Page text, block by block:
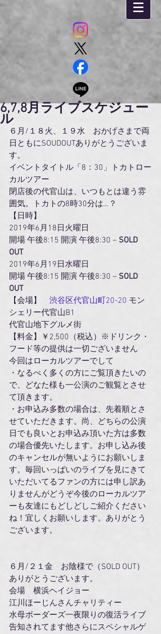
6,7,8月ライブスケジュー
ル
６月/１８火、１９水　おかげさまで両
日ともにSOUDOUTありがとうございま
す。
イベントタイトル「8：30」トカトロー
カルツアー
閉店後の代官山は、いつもとは違う雰
囲気。トカトの8時30分は…？
【日時】
2019年6月18日火曜日
開場 午後8:15 開演 午後8:30 – SOLD
OUT
2019年6月19日水曜日
開場 午後8:15 開演 午後8:30 – SOLD
OUT
【会場】 渋谷区代官山町20-20 モン
シェリー代官山B1
代官山地下グルメ街
【料金】￥2,500（税込）※ドリンク・
フード等の提供は一切ございません
今回はローカルツアーでして
・なるべく多くの方にご覧頂きたいの
で、どなた様も一公演のご観覧とさせ
て頂きます。
・お申込み多数の場合は、先着順とさ
せていただきます。尚、どちらの公演
日でも良いとお申込み頂いた方は多数
の場合優先いたします。お申し込み後
のキャンセルが無いようにお願いしま
す。毎回いっぱいのライブを見にきて
いただいてるファンの方には申し訳あ
りませんがどうぞ今後のローカルツア
ーも友達にもどしどしご紹介ください
ね！宜しくお願いします。ありがとう
ございます。
６月/２１金　お陰様で（SOLD OUT）
ありがとうございます。
会場　横浜ヘイジョー
江川ほーじんさんチャリティー
水母ボーダーズ一夜限りの復活ライブ
告知されてます他さらにスペシャルゲ